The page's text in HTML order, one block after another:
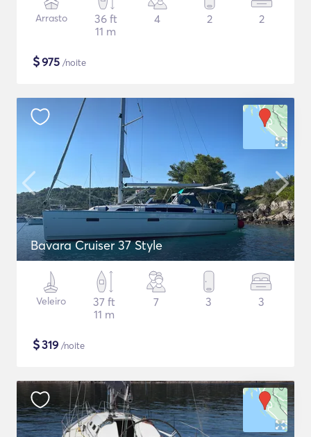
Arrasto
36 ft
11 m
4 2 2
$975 /noite
Bavara Cruiser 37 Style
Veleiro
37 ft
11 m
7 3 3
$319 /noite